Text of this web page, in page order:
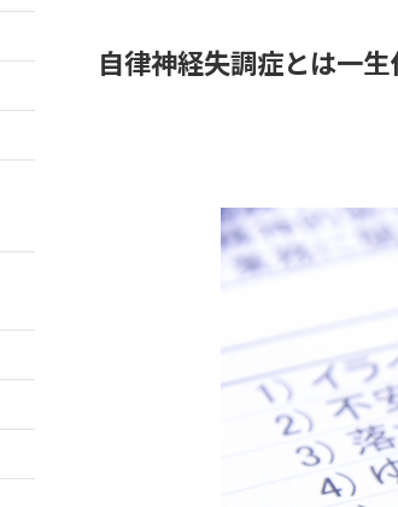
自律神経失調症とは一